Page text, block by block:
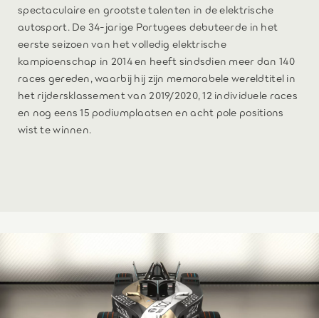
spectaculaire en grootste talenten in de elektrische
autosport. De 34-jarige Portugees debuteerde in het
eerste seizoen van het volledig elektrische
kampioenschap in 2014 en heeft sindsdien meer dan 140
races gereden, waarbij hij zijn memorabele wereldtitel in
het rijdersklassement van 2019/2020, 12 individuele races
en nog eens 15 podiumplaatsen en acht pole positions
wist te winnen.